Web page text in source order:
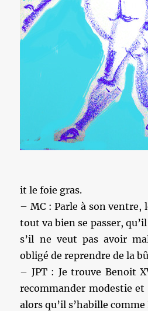
it le foie gras.
– MC : Parle à son ventre,
tout va bien se passer,
s’il ne veut pas avoir
obligé de reprendre de la
– JPT : Je trouve Benoit
recommander modestie et
alors qu’il s’habille